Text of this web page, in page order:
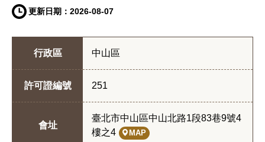
更新日期： 2026-08-07
行政區 中山區
許可證編號 251
會址
臺北市中山區中山北路1段83巷9號4
樓之4
MAP